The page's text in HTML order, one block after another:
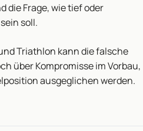
die Frage, wie tief oder
soll.
Triathlon kann die falsche
über Kompromisse im Vorbau,
ausgeglichen werden.